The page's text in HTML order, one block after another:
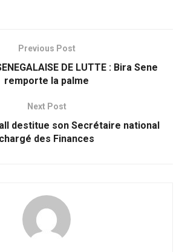
Previous Post
DE LUTTE : Bira Sene
remporte la palme
Next Post
destitue son Secrétaire national
chargé des Finances